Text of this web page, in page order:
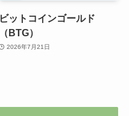
ビットコインゴールド
（BTG）
2026年7月21日